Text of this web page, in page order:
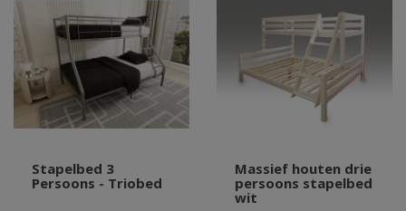
Stapelbed 3
Persoons - Triobed
Massief houten drie
persoons stapelbed
wit